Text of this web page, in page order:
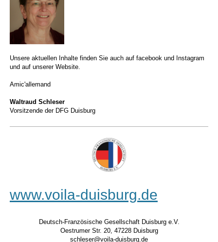
Unsere aktuellen Inhalte finden Sie auch auf facebook und Instagram
und auf unserer Website.
Amic'allemand
Waltraud Schleser
Vorsitzende der DFG Duisburg
www.voila-duisburg.de
Deutsch-Französische Gesellschaft Duisburg e.V.
Oestrumer Str. 20, 47228 Duisburg
schleser@voila-duisburg.de